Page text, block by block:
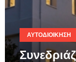
ΑΥΤΟΔΙΟΊΚΗΣΗ